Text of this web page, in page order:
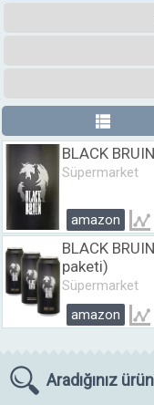
BLACK
Süpermarket
amazon
BLACK
paketi)
Süpermarket
amazon
Aradığınız